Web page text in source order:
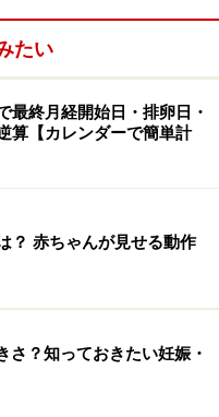
も、初産妊婦さん、出
15分以内」を選びまし
妊婦さんでは97.5%、
たい
最終月経開始日・排卵日・
算【カレンダーで簡単計
？ 赤ちゃんが見せる動作
さ？知っておきたい妊娠・